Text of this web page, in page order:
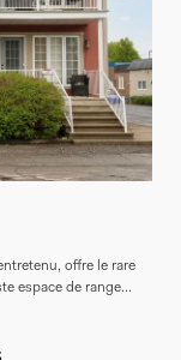
offre le rare
espace de range...